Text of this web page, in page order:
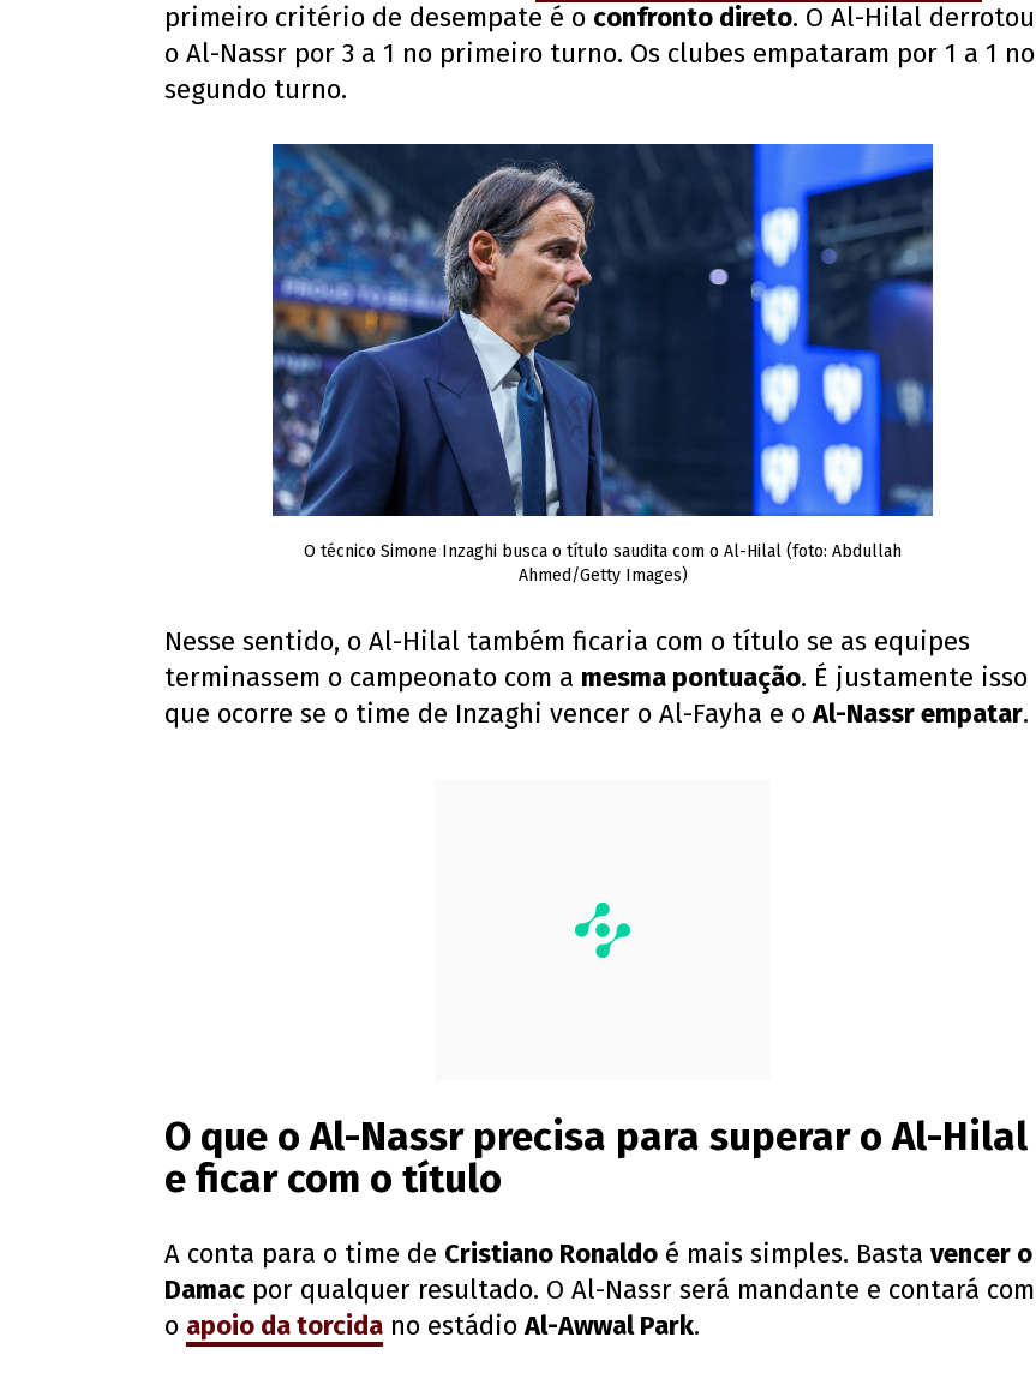
primeiro critério de desempate é o confronto direto. O Al-Hilal derrotou
o Al-Nassr por 3 a 1 no primeiro turno. Os clubes empataram por 1 a 1 no
segundo turno.
O técnico Simone Inzaghi busca o título saudita com o Al-Hilal (foto: Abdullah
Ahmed/Getty Images)
Nesse sentido, o Al-Hilal também ficaria com o título se as equipes
terminassem o campeonato com a mesma pontuação. É justamente isso
que ocorre se o time de Inzaghi vencer o Al-Fayha e oAl-Nassr empatar.
O que o Al-Nassr precisa para superar o Al-Hilal
e ficar com o título
A conta para o time de Cristiano Ronaldo é mais simples. Basta vencer o
Damac por qualquer resultado. O Al-Nassr será mandante e contará com
o apoio da torcida no estádioAl-Awwal Park.